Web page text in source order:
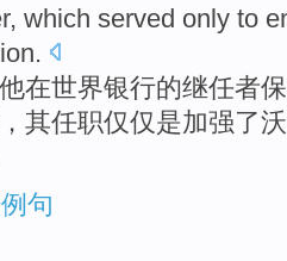
, which served only to
.
他在世界银行的继任者
， 其任职仅仅是加强了
句